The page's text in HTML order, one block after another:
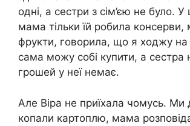
одні, а сестри з сім’єю не було. У
мама тільки їй робила консерви,
фрукти, говорила, що я ходжу на
сама можу собі купити, а сестра
грошей у неї немає.
Але Віра не приїхала чомусь. Ми
копали картоплю, мама